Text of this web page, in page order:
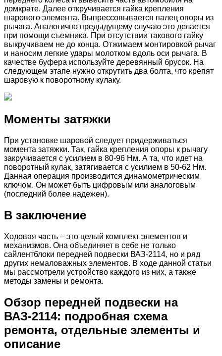
домкрате. Далее откручивается гайка крепления
шарового элемента. Выпрессовывается палец опоры из
рычага. Аналогично предыдущему случаю это делается
при помощи съемника. При отсутствии такового гайку
выкручиваем не до конца. Отжимаем монтировкой рычаг
и наносим легкие удары молотком вдоль оси рычага. В
качестве буфера используйте деревянный брусок. На
следующем этапе нужно открутить два болта, что крепят
шаровую к поворотному кулаку.
Моменты затяжки
При установке шаровой следует придерживаться
момента затяжки. Так, гайка крепления опоры к рычагу
закручивается с усилием в 80-96 Нм. А та, что идет на
поворотный кулак, затягивается с усилием в 50-62 Нм.
Данная операция производится динамометрическим
ключом. Он может быть цифровым или аналоговым
(последний более надежен).
В заключение
Ходовая часть – это целый комплект элементов и
механизмов. Она объединяет в себе не только
сайлентблоки передней подвески ВАЗ-2114, но и ряд
других немаловажных элементов. В ходе данной статьи
мы рассмотрели устройство каждого из них, а также
методы замены и ремонта.
Обзор передней подвески на
ВАЗ-2114: подробная схема
ремонта, отдельные элементы и
описание